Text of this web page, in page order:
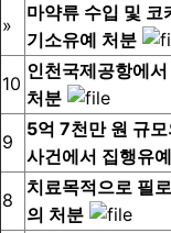
»
마약류 수입 및 코
기소유예 처분
10
인천국제공항에
처분
9
5억 7천만 원 규
사건에서 집행유
8
치료목적으로 필
의 처분